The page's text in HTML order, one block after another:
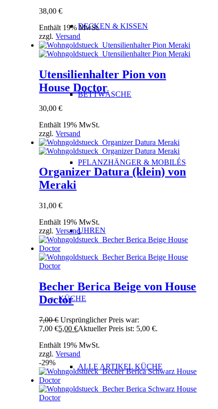
DECKEN & KISSEN
BETTWÄSCHE
PFLANZHÄNGER & MOBILÉS
UHREN
KÜCHE
ALLE ARTIKEL KÜCHE
38,00€
Enthält 19% MwSt.
zzgl.Versand
Utensilienhalter Pion von
House Doctor
30,00€
Enthält 19% MwSt.
zzgl.Versand
Organizer Datura (klein) von
Meraki
31,00€
Enthält 19% MwSt.
zzgl.Versand
Becher Berica Beige von House
Doctor
7,00€ Ursprünglicher Preis war:
7,00 €5,00€Aktueller Preis ist: 5,00 €.
Enthält 19% MwSt.
zzgl.Versand
-29%